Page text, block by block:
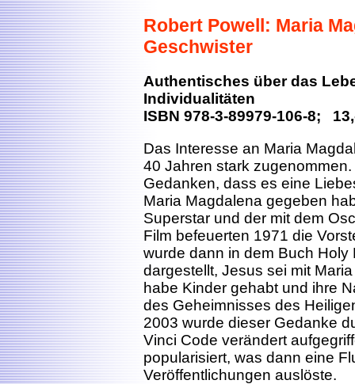
Robert Powell: Maria
Geschwister
Authentisches über das
Individualitäten
ISBN 978-3-89979-106-8;
Das Interesse an Maria
40 Jahren stark
Gedanken, dass es eine
Maria Magdalena gegeben
Superstar und der mit dem
Film befeuerten 1971 die
wurde dann in dem Buch
dargestellt, Jesus sei mit
habe Kinder gehabt und ihre
des Geheimnisses des
2003 wurde dieser Gedanke
Vinci Code verändert
popularisiert, was dann eine
Veröffentlichungen auslöste.